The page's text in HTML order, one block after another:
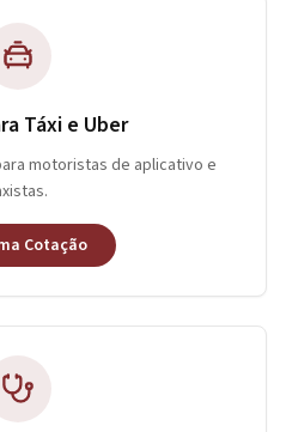
Táxi e Uber
motoristas de aplicativo e
Cotação